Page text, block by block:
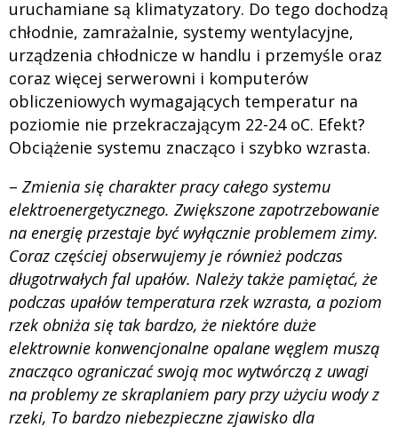
uruchamiane są klimatyzatory. Do tego dochodzą
chłodnie, zamrażalnie, systemy wentylacyjne,
urządzenia chłodnicze w handlu i przemyśle oraz
coraz więcej serwerowni i komputerów
obliczeniowych wymagających temperatur na
poziomie nie przekraczającym 22-24 oC. Efekt?
Obciążenie systemu znacząco i szybko wzrasta.
– Zmienia się charakter pracy całego systemu
elektroenergetycznego. Zwiększone zapotrzebowanie
na energię przestaje być wyłącznie problemem zimy.
Coraz częściej obserwujemy je również podczas
długotrwałych fal upałów. Należy także pamiętać, że
podczas upałów temperatura rzek wzrasta, a poziom
rzek obniża się tak bardzo, że niektóre duże
elektrownie konwencjonalne opalane węglem muszą
znacząco ograniczać swoją moc wytwórczą z uwagi
na problemy ze skraplaniem pary przy użyciu wody z
rzeki, To bardzo niebezpieczne zjawisko dla